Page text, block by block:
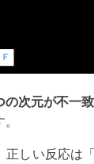
の次元が不一致
正しい反応は